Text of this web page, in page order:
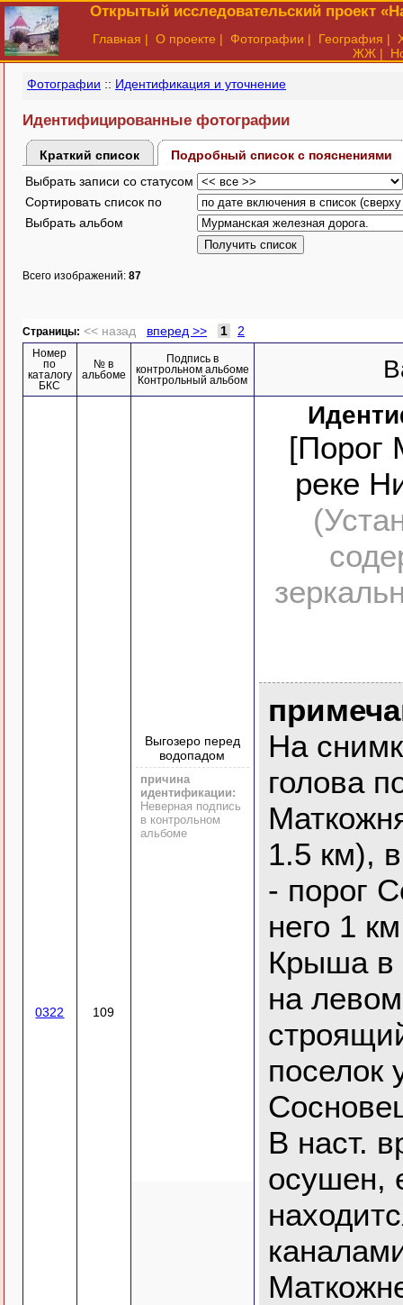
Открытый исследовательский проект
Главная | О проекте | Фотографии | География |
ЖЖ |
Фотографии :: Идентификация и уточнение
Идентифицированные фотографии
Краткий список
Подробный список с пояснениями
Выбрать записи со статусом
Сортировать список по
Выбрать альбом
Всего изображений: 87
Cтраницы: << назад вперед >> 1 2
Номер
по
каталогу
БКС
№ в
альбоме
Подпись в
контрольном альбоме
Контрольный альбом
0322 109
Выгозеро перед
водопадом
причина
идентификации:
Неверная подпись
в контрольном
альбоме
[Порог
реке
На
голова
1.5 км),
- порог
него 1
Крыша в
на
поселок
В наст.
осушен,